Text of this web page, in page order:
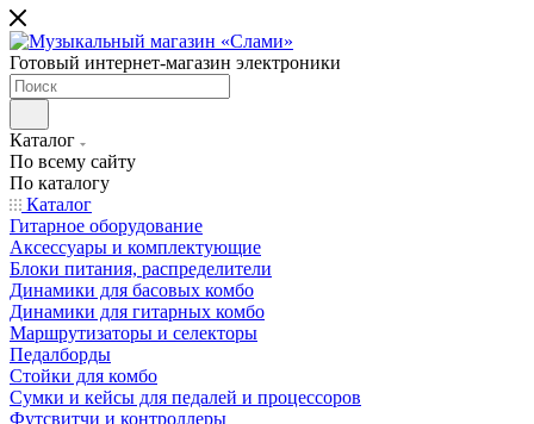
Готовый интернет-магазин электроники
Каталог
По всему сайту
По каталогу
Каталог
Гитарное оборудование
Аксессуары и комплектующие
Блоки питания, распределители
Динамики для басовых комбо
Динамики для гитарных комбо
Маршрутизаторы и селекторы
Педалборды
Стойки для комбо
Сумки и кейсы для педалей и процессоров
Футсвитчи и контроллеры